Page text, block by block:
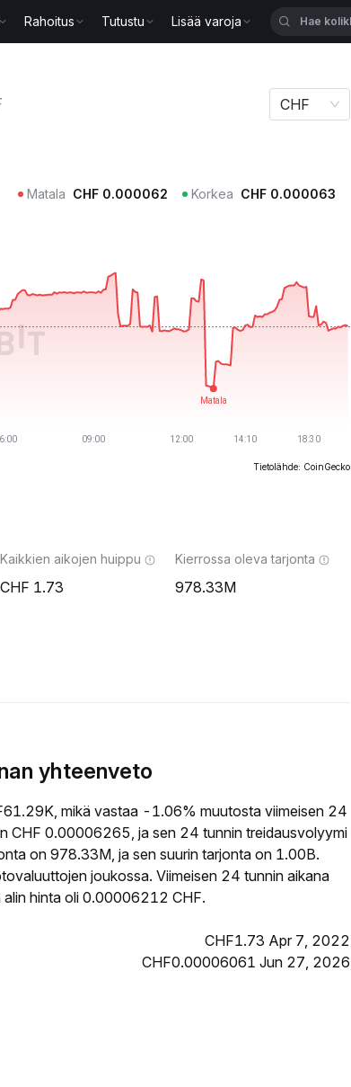
Rahoitus Tutustu Lisää varoja
CHF
Matala CHF 0.000062 Korkea CHF 0.000063
Tietolähde: CoinGecko
Kaikkien aikojen huippu
1.73
Kierrossa oleva tarjonta
978.33M
yhteenveto
mikä vastaa -1.06% muutosta viimeisen 24
CHF 0.00006265, ja sen 24 tunnin treidausvolyymi
on 978.33M, ja sen suurin tarjonta on 1.00B.
joukossa. Viimeisen 24 tunnin aikana
hinta oli 0.00006212 CHF.
CHF1.73 Apr 7, 2022
CHF0.00006061 Jun 27, 2026